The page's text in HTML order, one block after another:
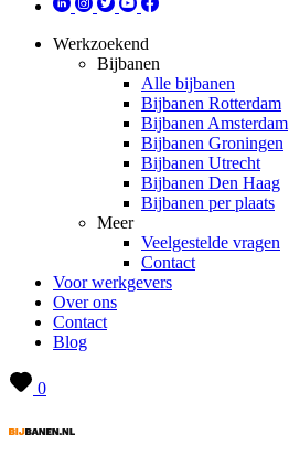
Werkzoekend
Bijbanen
Alle bijbanen
Bijbanen Rotterdam
Bijbanen Amsterdam
Bijbanen Groningen
Bijbanen Utrecht
Bijbanen Den Haag
Bijbanen per plaats
Meer
Veelgestelde vragen
Contact
Voor werkgevers
Over ons
Contact
Blog
0